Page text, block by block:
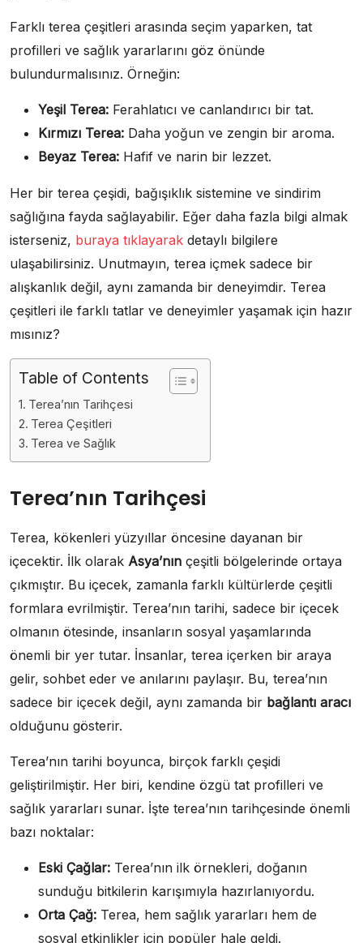
Farklı terea çeşitleri arasında seçim yaparken, tat
profilleri ve sağlık yararlarını göz önünde
bulundurmalısınız. Örneğin:
Yeşil Terea: Ferahlatıcı ve canlandırıcı bir tat.
Kırmızı Terea: Daha yoğun ve zengin bir aroma.
Beyaz Terea: Hafif ve narin bir lezzet.
Her bir terea çeşidi, bağışıklık sistemine ve sindirim
sağlığına fayda sağlayabilir. Eğer daha fazla bilgi almak
isterseniz, buraya tıklayarak detaylı bilgilere
ulaşabilirsiniz. Unutmayın, terea içmek sadece bir
alışkanlık değil, aynı zamanda bir deneyimdir. Terea
çeşitleri ile farklı tatlar ve deneyimler yaşamak için hazır
mısınız?
Table of Contents
Terea’nın Tarihçesi
Terea Çeşitleri
Terea ve Sağlık
Terea’nın Tarihçesi
Terea, kökenleri yüzyıllar öncesine dayanan bir
içecektir. İlk olarak Asya’nın çeşitli bölgelerinde ortaya
çıkmıştır. Bu içecek, zamanla farklı kültürlerde çeşitli
formlara evrilmiştir. Terea’nın tarihi, sadece bir içecek
olmanın ötesinde, insanların sosyal yaşamlarında
önemli bir yer tutar. İnsanlar, terea içerken bir araya
gelir, sohbet eder ve anılarını paylaşır. Bu, terea’nın
sadece bir içecek değil, aynı zamanda bir bağlantı aracı
olduğunu gösterir.
Terea’nın tarihi boyunca, birçok farklı çeşidi
geliştirilmiştir. Her biri, kendine özgü tat profilleri ve
sağlık yararları sunar. İşte terea’nın tarihçesinde önemli
bazı noktalar:
Eski Çağlar: Terea’nın ilk örnekleri, doğanın
sunduğu bitkilerin karışımıyla hazırlanıyordu.
Orta Çağ: Terea, hem sağlık yararları hem de
sosyal etkinlikler için popüler hale geldi.